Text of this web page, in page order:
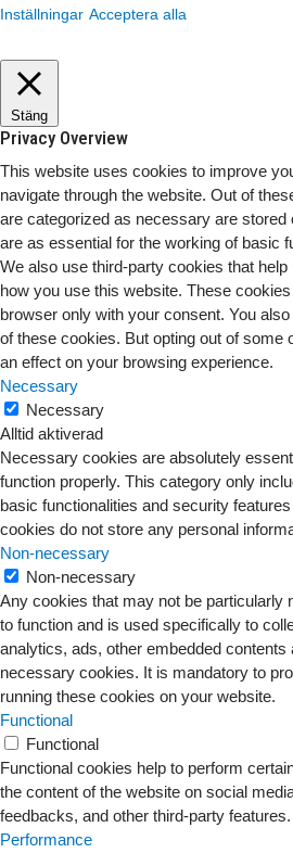
Inställningar Acceptera alla
Stäng
Privacy Overview
This website uses cookies to improve
navigate through the website. Out of
are categorized as necessary are
are as essential for the working of basic
We also use third-party cookies that
how you use this website. These
browser only with your consent. You
of these cookies. But opting out of some
an effect on your browsing experience.
Necessary
Necessary
Alltid aktiverad
Necessary cookies are absolutely
function properly. This category only
basic functionalities and security
cookies do not store any personal
Non-necessary
Non-necessary
Any cookies that may not be particularly
to function and is used specifically to
analytics, ads, other embedded contents
necessary cookies. It is mandatory to
running these cookies on your website.
Functional
Functional
Functional cookies help to perform
the content of the website on social
feedbacks, and other third-party features.
Performance